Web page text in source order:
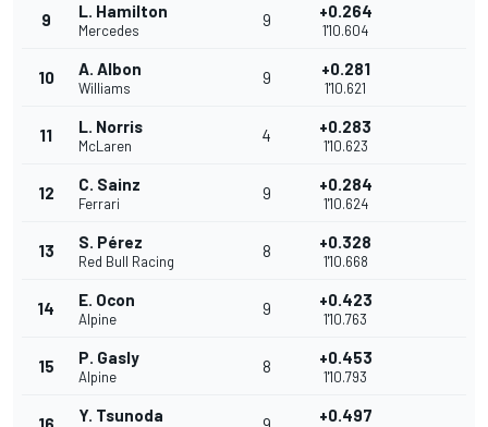
9 L. Hamilton
Mercedes
9 +0.264
1'10.604
10 A. Albon
Williams
9 +0.281
1'10.621
11 L. Norris
McLaren
4 +0.283
1'10.623
12 C. Sainz
Ferrari
9 +0.284
1'10.624
13 S. Pérez
Red Bull Racing
8 +0.328
1'10.668
14 E. Ocon
Alpine
9 +0.423
1'10.763
15 P. Gasly
Alpine
8 +0.453
1'10.793
Y. Tsunoda +0.497